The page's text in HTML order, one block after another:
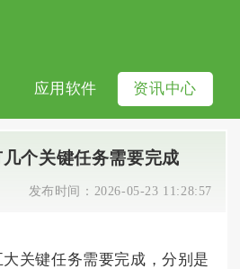
应用软件 资讯中心
个关键任务需要完成
发布时间： 2026-05-23 11:28:57
关键任务需要完成，分别是